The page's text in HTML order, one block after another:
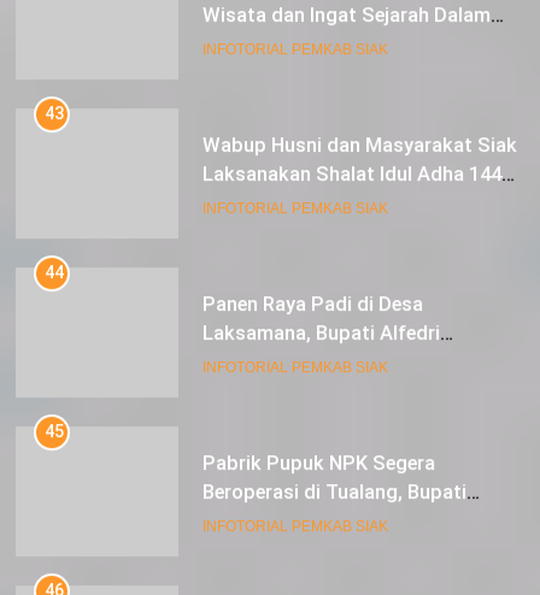
Lestarikan Peradaban
INFOTORIAL PEMKAB SIAK
Laksanakan Shalat Idul Adha 1445
Hijriah di Lapangan Tugu Siak
INFOTORIAL PEMKAB SIAK
44
Laksamana, Bupati Alfedri
Serahkan 16 Unit Mesin Pompa Air
dan 1 Cultivator
INFOTORIAL PEMKAB SIAK
45
Beroperasi di Tualang, Bupati
Alfedri Investasi ini Tingkatkan
Ekonomi Masyarakat
INFOTORIAL PEMKAB SIAK